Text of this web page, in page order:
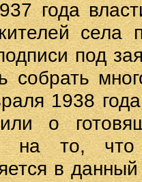
года
села
под
собрать
1938
о
на то,
в